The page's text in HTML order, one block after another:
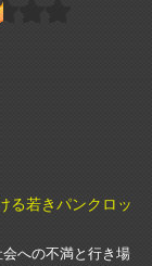
る若きパンクロッ
への不満と行き場